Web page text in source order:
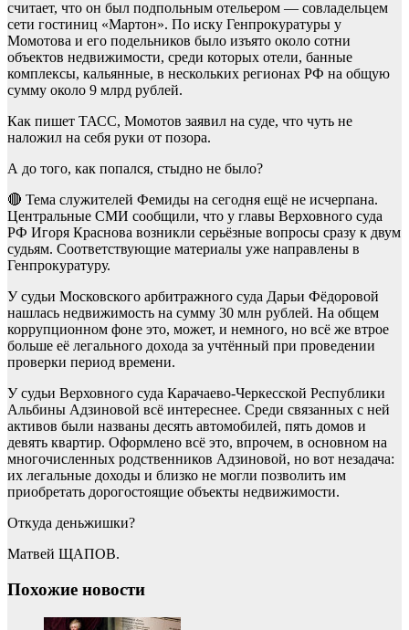
считает, что он был подпольным отельером — совладельцем
сети гостиниц «Мартон». По иску Генпрокуратуры у
Момотова и его подельников было изъято около сотни
объектов недвижимости, среди которых отели, банные
комплексы, кальянные, в нескольких регионах РФ на общую
сумму около 9 млрд рублей.
Как пишет ТАСС, Момотов заявил на суде, что чуть не
наложил на себя руки от позора.
А до того, как попался, стыдно не было?
🔴 Тема служителей Фемиды на сегодня ещё не исчерпана.
Центральные СМИ сообщили, что у главы Верховного суда
РФ Игоря Краснова возникли серьёзные вопросы сразу к двум
судьям. Соответствующие материалы уже направлены в
Генпрокуратуру.
У судьи Московского арбитражного суда Дарьи Фёдоровой
нашлась недвижимость на сумму 30 млн рублей. На общем
коррупционном фоне это, может, и немного, но всё же втрое
больше её легального дохода за учтённый при проведении
проверки период времени.
У судьи Верховного суда Карачаево-Черкесской Республики
Альбины Адзиновой всё интереснее. Среди связанных с ней
активов были названы десять автомобилей, пять домов и
девять квартир. Оформлено всё это, впрочем, в основном на
многочисленных родственников Адзиновой, но вот незадача:
их легальные доходы и близко не могли позволить им
приобретать дорогостоящие объекты недвижимости.
Откуда деньжишки?
Матвей ЩАПОВ.
Похожие новости